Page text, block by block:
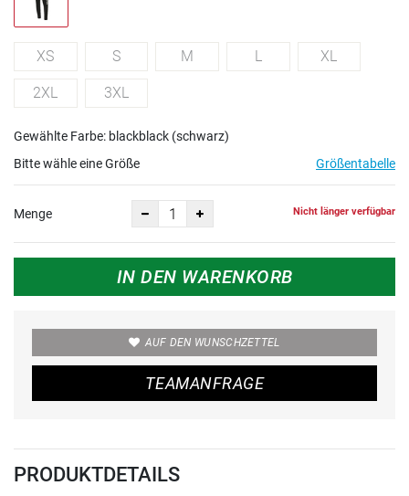
XS S M L XL
2XL 3XL
Gewählte Farbe: blackblack (schwarz)
Bitte wähle eine Größe
Größentabelle
Menge Nicht länger verfügbar
IN DEN WARENKORB
AUF DEN WUNSCHZETTEL
TEAMANFRAGE
PRODUKTDETAILS